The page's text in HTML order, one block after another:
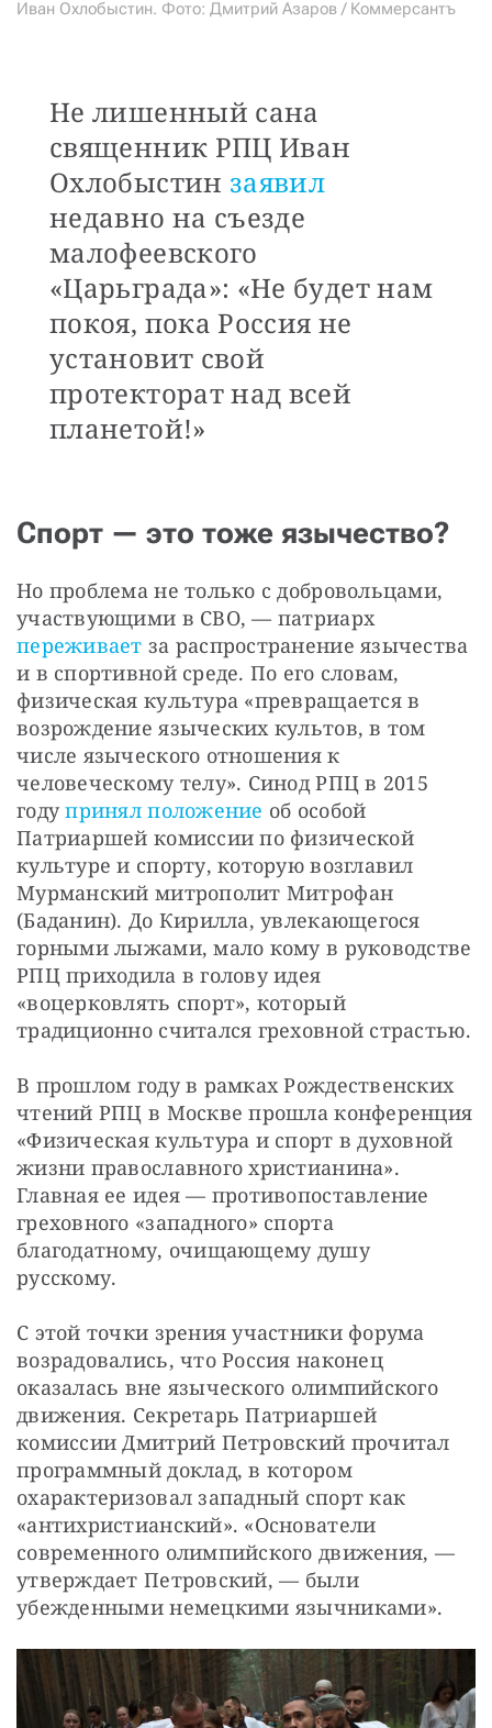
Иван Охлобыстин. Фото: Дмитрий Азаров / Коммерсантъ
Не лишенный сана
священник РПЦ Иван
Охлобыстин заявил
недавно на съезде
малофеевского
«Царьграда»: «Не будет нам
покоя, пока Россия не
установит свой
протекторат над всей
планетой!»
Спорт — это тоже язычество?
Но проблема не только с добровольцами,
переживает за распространение язычества
и в спортивной среде. По его словам,
физическая культура «превращается в
возрождение языческих культов, в том
числе языческого отношения к
человеческому телу». Синод РПЦ в 2015
году принял положение об особой
Патриаршей комиссии по физической
культуре и спорту, которую возглавил
Мурманский митрополит Митрофан
(Баданин). До Кирилла, увлекающегося
горными лыжами, мало кому в руководстве
РПЦ приходила в голову идея
«воцерковлять спорт», который
традиционно считался греховной страстью.
В прошлом году в рамках Рождественских
чтений РПЦ в Москве прошла конференция
«Физическая культура и спорт в духовной
жизни православного христианина».
Главная ее идея — противопоставление
греховного «западного» спорта
благодатному, очищающему душу
русскому.
С этой точки зрения участники форума
возрадовались, что Россия наконец
оказалась вне языческого олимпийского
движения. Секретарь Патриаршей
комиссии Дмитрий Петровский прочитал
программный доклад, в котором
охарактеризовал западный спорт как
«антихристианский». «Основатели
современного олимпийского движения, —
утверждает Петровский, — были
убежденными немецкими язычниками».